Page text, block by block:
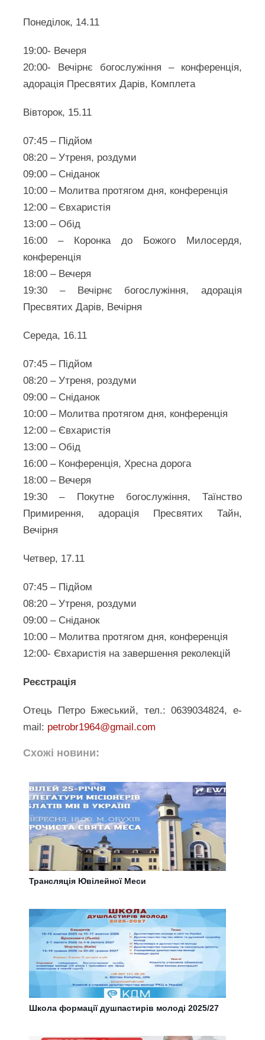
Понеділок, 14.11
19:00- Вечеря
20:00- Вечірнє богослужіння – конференція,
адорація Пресвятих Дарів, Комплета
Вівторок, 15.11
07:45 – Підйом
08:20 – Утреня, роздуми
09:00 – Сніданок
10:00 – Молитва протягом дня, конференція
12:00 – Євхаристія
13:00 – Обід
16:00 – Коронка до Божого Милосердя,
конференція
18:00 – Вечеря
19:30 – Вечірнє богослужіння, адорація
Пресвятих Дарів, Вечірня
Середа, 16.11
07:45 – Підйом
08:20 – Утреня, роздуми
09:00 – Сніданок
10:00 – Молитва протягом дня, конференція
12:00 – Євхаристія
13:00 – Обід
16:00 – Конференція, Хресна дорога
18:00 – Вечеря
19:30 – Покутне богослужіння, Таїнство
Примирення, адорація Пресвятих Тайн,
Вечірня
Четвер, 17.11
07:45 – Підйом
08:20 – Утреня, роздуми
09:00 – Сніданок
10:00 – Молитва протягом дня, конференція
12:00- Євхаристія на завершення реколекцій
Реєстрація
Отець Петро Бжеський, тел.: 0639034824, e-
mail: petrobr1964@gmail.com
Схожі новини:
Трансляція Ювілейної Меси
Школа формації душпастирів молоді 2025/27